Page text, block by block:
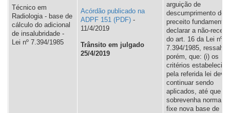
Técnico em
Radiologia - base de
cálculo do adicional
de insalubridade -
Lei nº 7.394/1985
Acórdão publicado na
ADPF 151
-
11/4/2019
Trânsito em julgado
25/4/2019
arguição de
descumprimento de
preceito fundamental
declarar a não-
do art. 16 da Lei nº
7.394/1985,
porém, que: (i) os
critérios
pela referida lei
continuar sendo
aplicados, até que
sobrevenha norma
fixe nova base de